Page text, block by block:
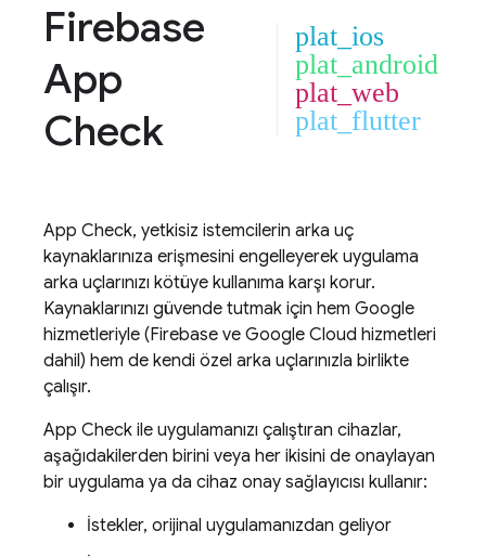
Firebase
App
Check
plat_ios
plat_android
plat_web
plat_flutter
App Check, yetkisiz istemcilerin arka uç
kaynaklarınıza erişmesini engelleyerek uygulama
arka uçlarınızı kötüye kullanıma karşı korur.
Kaynaklarınızı güvende tutmak için hem Google
hizmetleriyle (Firebase ve Google Cloud hizmetleri
dahil) hem de kendi özel arka uçlarınızla birlikte
çalışır.
App Check ile uygulamanızı çalıştıran cihazlar,
aşağıdakilerden birini veya her ikisini de onaylayan
bir uygulama ya da cihaz onay sağlayıcısı kullanır:
İstekler, orijinal uygulamanızdan geliyor